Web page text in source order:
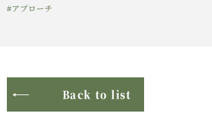
#アプローチ
Back to list